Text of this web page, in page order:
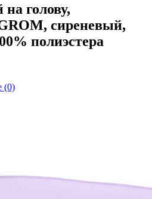
голову,
сиреневый,
полиэстера
(0)